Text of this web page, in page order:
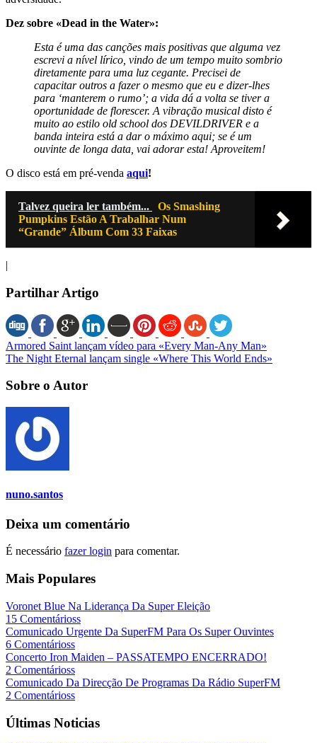
Dez sobre «Dead in the Water»:
Esta é uma das canções mais positivas que alguma vez
escrevi a nível lírico, vindo de um tempo muito sombrio
diretamente para uma luz cegante. Precisei de
capacitar outros a fazer o mesmo que eu e dizer-lhes
para ‘manterem o rumo’; a vida dá a volta se tiver a
oportunidade de florescer. A vibração musical disto é
muito ao estilo old school dos DEVILDRIVER e a
banda inteira está a dar o máximo aqui; se é um
ouvinte de longa data, vai adorar esta! Aproveitem!
O disco está em pré-venda aqui!
Talvez queira ler também...
Os Smashing
Pumpkins Estão A Trabalhar Num
“Grande” Álbum Com 33 Faixas
|
Partilhar Artigo
Armored Saint lançam vídeo para «Every Man-Any Man»
The Night Eternal lançam single «Where This World Ends»
Sobre o Autor
nuno.santos
Deixa um comentário
É necessário fazer login para comentar.
Mais Populares
Voronet Blue Na Liderança Da Super Eleição
15 Comentárioss
Comunicado Urgente Da SuperFM Para Os Super Ouvintes
6 Comentárioss
Concerto Iron Maiden – PASSATEMPO ENCERRADO!
2 Comentárioss
Comunicado Da Direcção De Programas Da Rádio SuperFM
2 Comentárioss
Últimas Noticias